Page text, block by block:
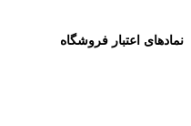
نمادهای اعتبار فروشگاه